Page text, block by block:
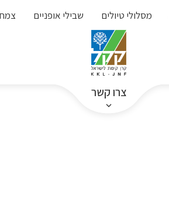
מסלולי טיולים שבילי אופניים
צרו קשר